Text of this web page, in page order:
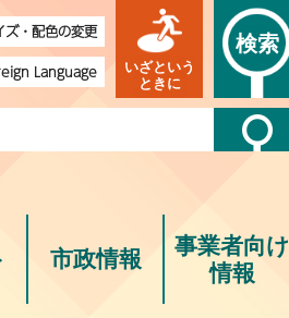
ズ・配色の変更
Language
いざという
ときに
検索
市政情報
事業者向け
情報